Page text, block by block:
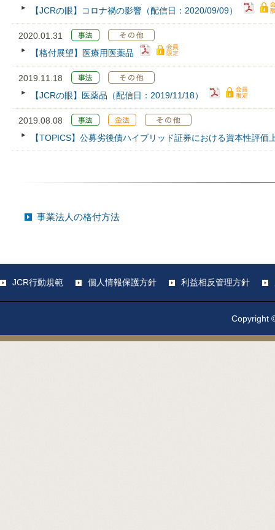
【JCRの眼】コロナ禍の影響（配信日：2020/09/09）
2020.01.31
【格付展望】医療用医薬品
2019.11.18
【JCRの眼】医薬品（配信日：2019/11/18）
2019.08.08
【TOPICS】公募劣後債ハイブリッド証券における資本性評価
事業法人の格付方法
JCR行動規範 個人情報保護方針 利益相反管理方針
Copyright